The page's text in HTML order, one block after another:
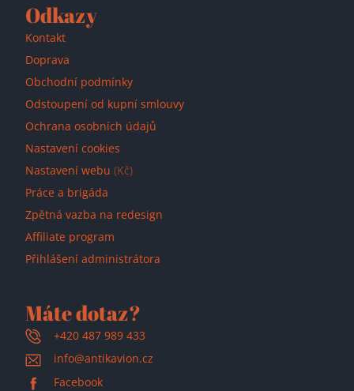
Odkazy
Kontakt
Doprava
Obchodní podmínky
Odstoupení od kupní smlouvy
Ochrana osobních údajů
Nastavení cookies
Nastavení webu (Kč)
Práce a brigáda
Zpětná vazba na redesign
Affiliate program
Přihlášení administrátora
Máte dotaz?
+420 487 989 433
info@antikavion.cz
Facebook